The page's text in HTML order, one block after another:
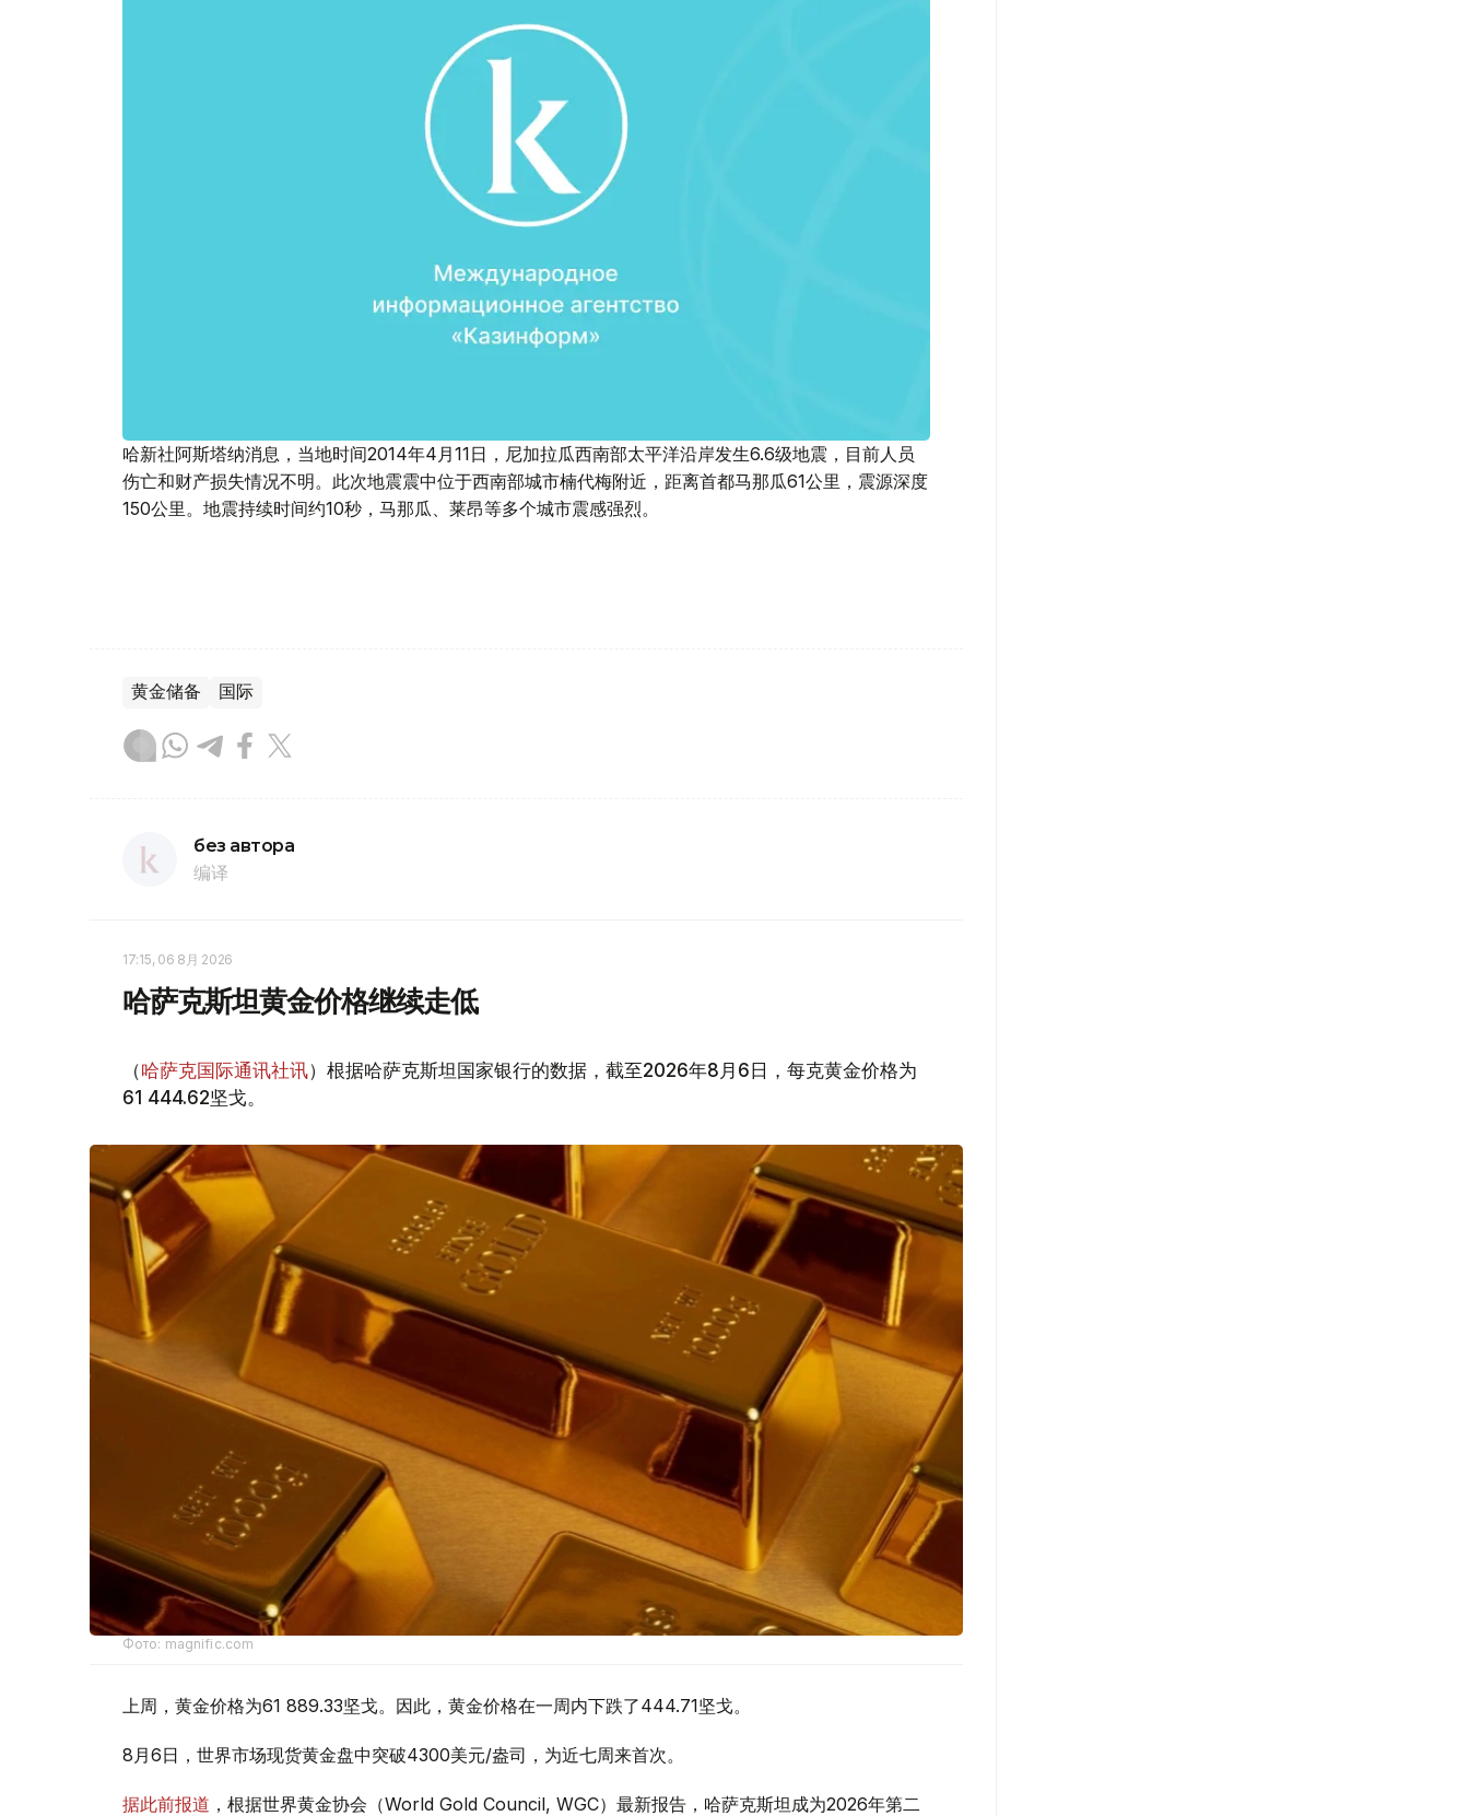
哈新社阿斯塔纳消息，当地时间2014年4月11日，尼加拉瓜西南部太平洋沿岸发生6.6级地震，目前人员
伤亡和财产损失情况不明。此次地震震中位于西南部城市楠代梅附近，距离首都马那瓜61公里，震源深度
150公里。地震持续时间约10秒，马那瓜、莱昂等多个城市震感强烈。
黄金储备 国际
без автора
编译
17:15, 06 8月 2026
哈萨克斯坦黄金价格继续走低
（哈萨克国际通讯社讯）根据哈萨克斯坦国家银行的数据，截至2026年8月6日，每克黄金价格为
61 444.62坚戈。
Фото: magnific.com
上周，黄金价格为61 889.33坚戈。因此，黄金价格在一周内下跌了444.71坚戈。
8月6日，世界市场现货黄金盘中突破4300美元/盎司，为近七周来首次。
据此前报道 ，根据世界黄金协会（World Gold Council, WGC）最新报告，哈萨克斯坦成为2026年第二